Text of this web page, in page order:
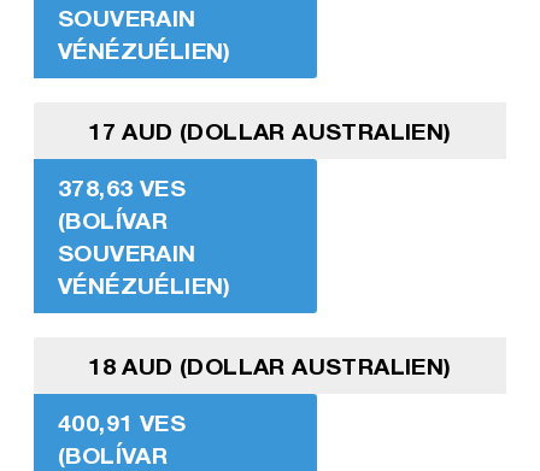
SOUVERAIN
VÉNÉZUÉLIEN)
17 AUD (DOLLAR AUSTRALIEN)
378,63 VES
(BOLÍVAR
SOUVERAIN
VÉNÉZUÉLIEN)
18 AUD (DOLLAR AUSTRALIEN)
400,91 VES
(BOLÍVAR